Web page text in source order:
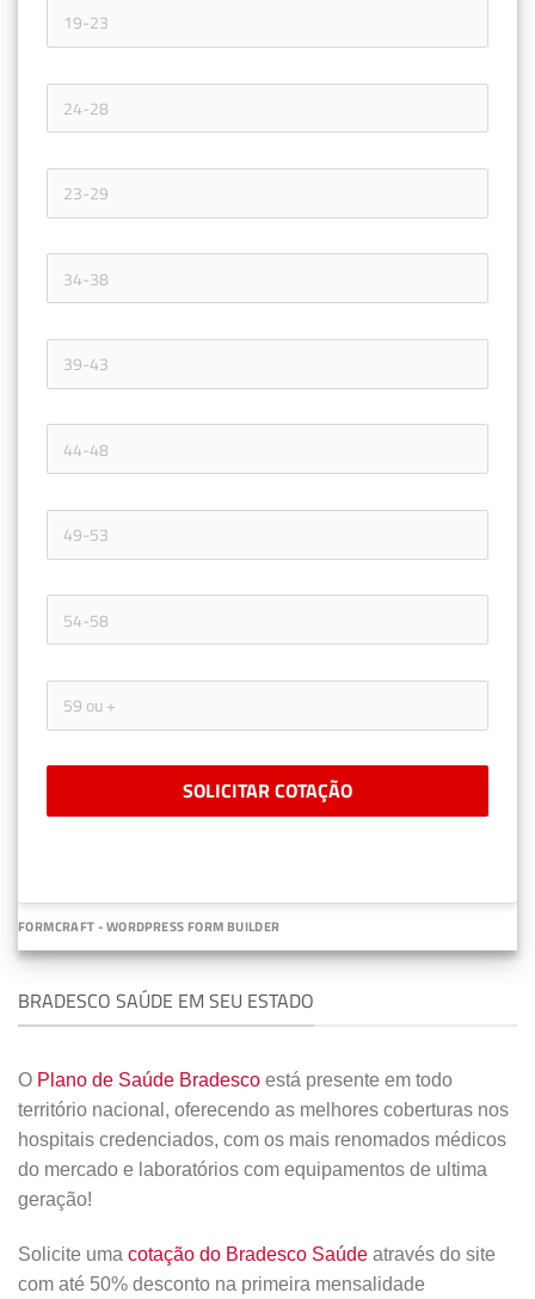
SOLICITAR COTAÇÃO
FORMCRAFT - WORDPRESS FORM BUILDER
BRADESCO SAÚDE EM SEU ESTADO
O Plano de Saúde Bradesco está presente em todo
território nacional, oferecendo as melhores coberturas nos
hospitais credenciados, com os mais renomados médicos
do mercado e laboratórios com equipamentos de ultima
geração!
Solicite uma cotação do Bradesco Saúde através do site
com até 50% desconto na primeira mensalidade